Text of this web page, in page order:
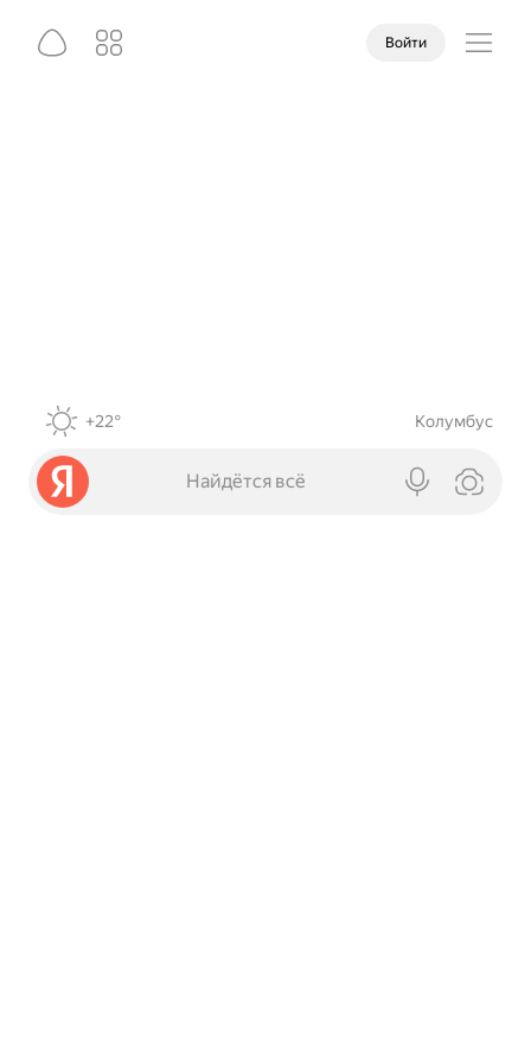
Войти
+22° Колумбус
Найдётся всё